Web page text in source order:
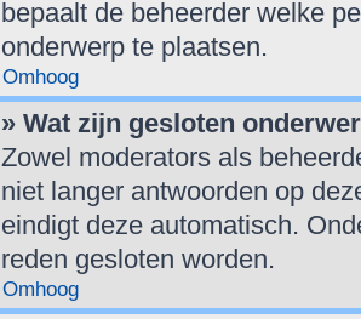
bepaalt de beheerder welke
onderwerp te plaatsen.
Omhoog
» Wat zijn gesloten
Zowel moderators als
niet langer antwoorden op
eindigt deze automatisch.
reden gesloten worden.
Omhoog